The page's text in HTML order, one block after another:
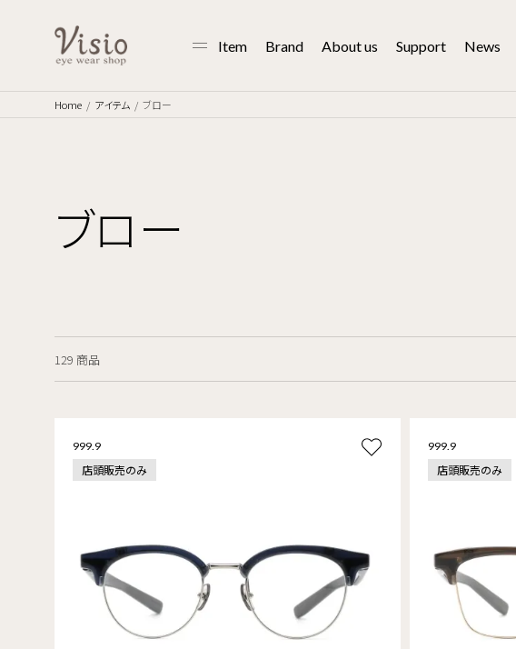
Item Brand About us Support News
Home アイテム ブロー
ブロー
129 商品
999.9
店頭販売のみ
999.9
店頭販売のみ